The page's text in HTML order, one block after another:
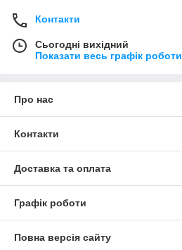
Контакти
Сьогодні вихідний
Показати весь графік роботи
Про нас
Контакти
Доставка та оплата
Графік роботи
Повна версія сайту